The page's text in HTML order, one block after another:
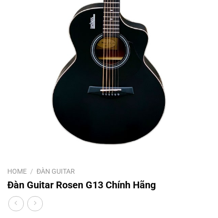
HOME / ĐÀN GUITAR
Đàn Guitar Rosen G13 Chính Hãng